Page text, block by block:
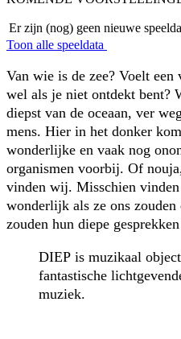
Er zijn (nog) geen nieuwe
Toon alle speeldata
Van wie is de zee? Voelt
wel als je niet ontdekt bent?
diepst van de oceaan, ver
mens. Hier in het donker
wonderlijke en vaak nog
organismen voorbij. Of
vinden wij. Misschien
wonderlijk als ze ons zouden
zouden hun diepe
DIEP is muzikaal
fantastische
muziek.